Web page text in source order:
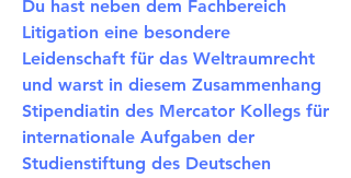
Du hast neben dem Fachbereich
Litigation eine besondere
Leidenschaft für das Weltraumrecht
und warst in diesem Zusammenhang
Stipendiatin des Mercator Kollegs für
internationale Aufgaben der
Studienstiftung des Deutschen